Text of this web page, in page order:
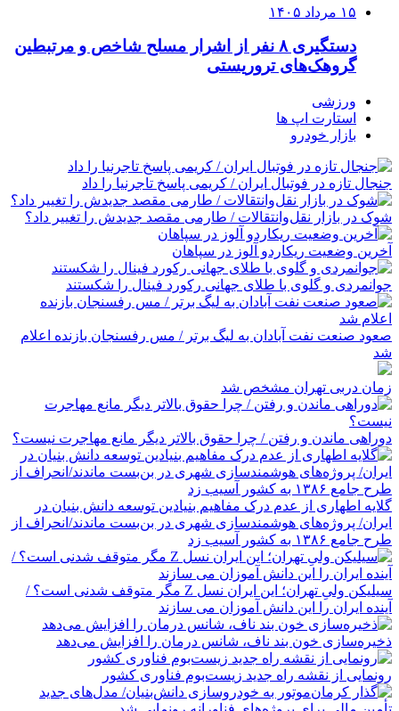
۱۵ مرداد ۱۴۰۵
دستگیری ۸ نفر از اشرار مسلح شاخص و مرتبطین
گروهک‌های تروریستی
ورزشی
استارت اپ ها
بازار خودرو
جنجال تازه در فوتبال ایران / کریمی پاسخ تاجرنیا را داد
شوک در بازار نقل‌وانتقالات / طارمی مقصد جدیدش را تغییر داد؟
آخرین وضعیت ریکاردو آلوز در سپاهان
جوانمردی و گلوی با طلای جهانی رکورد فینال را شکستند
صعود صنعت نفت آبادان به لیگ برتر / مس رفسنجان بازنده اعلام
شد
زمان دربی تهران مشخص شد
دوراهی ماندن و رفتن / چرا حقوق بالاتر دیگر مانع مهاجرت نیست؟
گلایه اطهاری از عدم درک مفاهیم بنیادین توسعه دانش بنیان در
ایران/ پروژه‌های هوشمندسازی شهری در بن‌بست ماندند/انحراف از
طرح جامع ۱۳۸۶ به کشور آسیب زد
سیلیکن ولیِ تهران؛ این ایران نسل Z مگر متوقف شدنی است؟ /
آینده ایران را این دانش آموزان می سازند
ذخیره‌سازی خون بند ناف، شانس درمان را افزایش می‌دهد
رونمایی از نقشه راه جدید زیست‌بوم فناوری کشور